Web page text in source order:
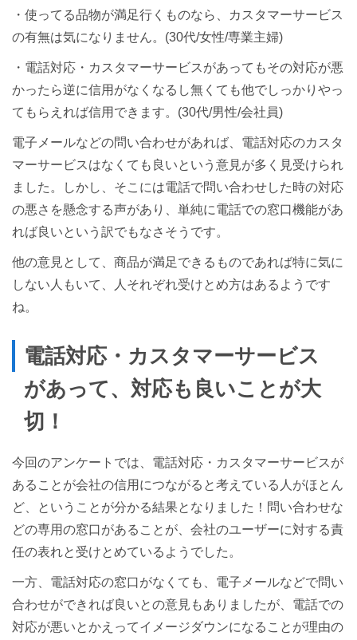
・使ってる品物が満足行くものなら、カスタマーサービス
の有無は気になりません。(30代/女性/専業主婦)
・電話対応・カスタマーサービスがあってもその対応が悪
かったら逆に信用がなくなるし無くても他でしっかりやっ
てもらえれば信用できます。(30代/男性/会社員)
電子メールなどの問い合わせがあれば、電話対応のカスタ
マーサービスはなくても良いという意見が多く見受けられ
ました。しかし、そこには電話で問い合わせした時の対応
の悪さを懸念する声があり、単純に電話での窓口機能があ
れば良いという訳でもなさそうです。
他の意見として、商品が満足できるものであれば特に気に
しない人もいて、人それぞれ受けとめ方はあるようです
ね。
電話対応・カスタマーサービス
があって、対応も良いことが大
切！
今回のアンケートでは、電話対応・カスタマーサービスが
あることが会社の信用につながると考えている人がほとん
ど、ということが分かる結果となりました！問い合わせな
どの専用の窓口があることが、会社のユーザーに対する責
任の表れと受けとめているようでした。
一方、電話対応の窓口がなくても、電子メールなどで問い
合わせができれば良いとの意見もありましたが、電話での
対応が悪いとかえってイメージダウンになることが理由の